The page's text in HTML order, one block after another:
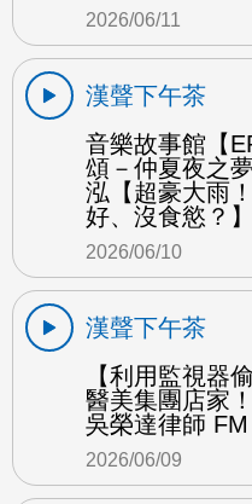
2026/06/11
漢聲下午茶
音樂故事館【
頌－仲夏夜之
泓【超豪大雨
好、沒食慾？
2026/06/10
漢聲下午茶
【利用監視器
醫美集團店家
吳榮達律師 FM
2026/06/09